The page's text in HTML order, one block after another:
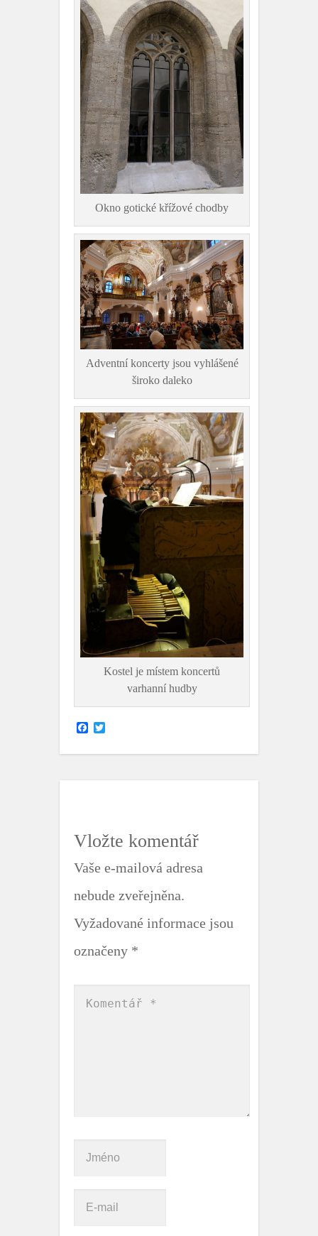
Okno gotické křížové chodby
Adventní koncerty jsou vyhlášené
široko daleko
Kostel je místem koncertů
varhanní hudby
F
Vložte komentář
Vaše e-mailová adresa
nebude zveřejněna.
Vyžadované informace jsou
označeny *